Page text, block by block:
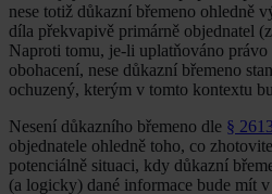
nese totiž důkazní břemeno ohledně
díla překvapivě primárně objednatel
Naproti tomu, je-li uplatňováno
obohacení, nese důkazní břemeno
ochuzený, kterým v tomto kontextu
Nesení důkazního břemeno dle § 2613
objednatele ohledně toho, co
potenciálně situaci, kdy důkazní
(a logicky) dané informace bude mít